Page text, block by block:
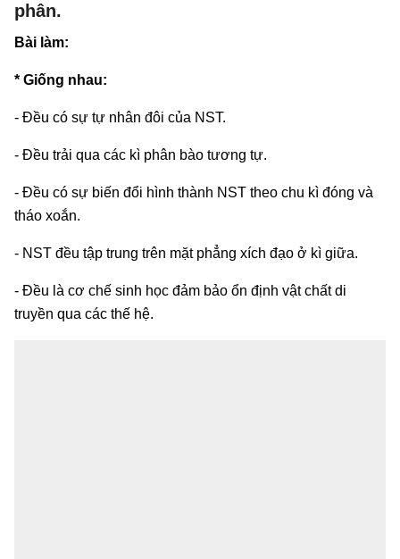
phân.
Bài làm:
* Giống nhau:
- Đều có sự tự nhân đôi của NST.
- Đều trải qua các kì phân bào tương tự.
- Đều có sự biến đổi hình thành NST theo chu kì đóng và
tháo xoắn.
- NST đều tập trung trên mặt phẳng xích đạo ở kì giữa.
- Đều là cơ chế sinh học đảm bảo ổn định vật chất di
truyền qua các thế hệ.